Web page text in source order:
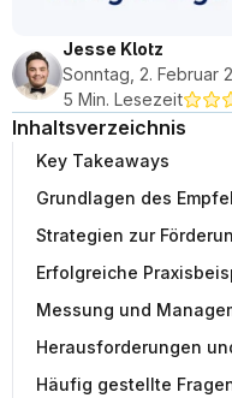
Jesse Klotz
Sonntag, 2. Februar
5 Min. Lesezeit
Inhaltsverzeichnis
Key Takeaways
Grundlagen des
Strategien zur
Erfolgreiche
Messung und
Herausforderungen
Häufig gestellte